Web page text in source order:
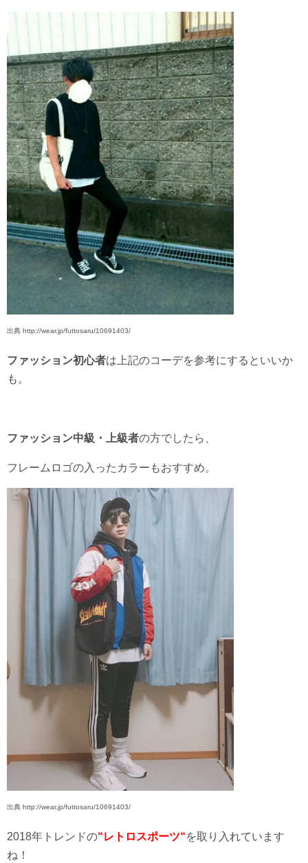
出典 http://wear.jp/futtosaru/10691403/
ファッション初心者は上記のコーデを参考にするといいか
も。
ファッション中級・上級者の方でしたら、
フレームロゴの入ったカラーもおすすめ。
出典 http://wear.jp/futtosaru/10691403/
2018年トレンドの“レトロスポーツ“を取り入れています
ね！